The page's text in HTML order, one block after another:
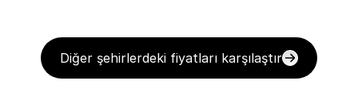
Diğer şehirlerdeki fiyatları karşılaştır